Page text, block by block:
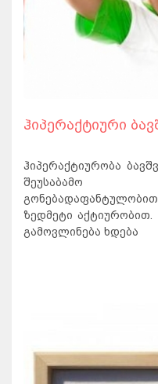
ჰიპერაქტიური
ჰიპერაქტიურობა
შეუსაბამო
ზედმეტი აქტიურობით.
გამოვლინება ხდება